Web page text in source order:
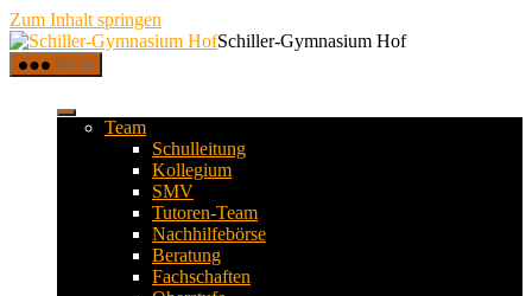
Zum Inhalt springen
Schiller-Gymnasium Hof
Menü
Team
Schulleitung
Kollegium
SMV
Tutoren-Team
Nachhilfebörse
Beratung
Fachschaften